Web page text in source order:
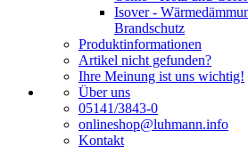
Isover -
Brandschutz
Produktinformationen
Artikel nicht gefunden?
Ihre Meinung ist uns wichtig!
Über uns
05141/3843-0
onlineshop@luhmann.info
Kontakt